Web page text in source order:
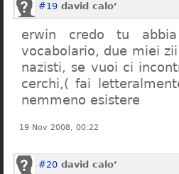
#19 david calo’
erwin credo tu
vocabolario, due miei
nazisti, se vuoi ci
cerchi,( fai
nemmeno esistere
19 Nov 2008, 00:22
#20 david calo’